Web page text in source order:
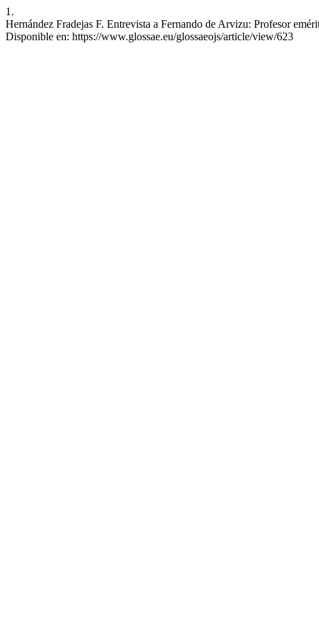
1.
Hernández Fradejas F. Entrevista a Fernando de Arvizu: Profesor
Disponible en: https://www.glossae.eu/glossaeojs/article/view/623